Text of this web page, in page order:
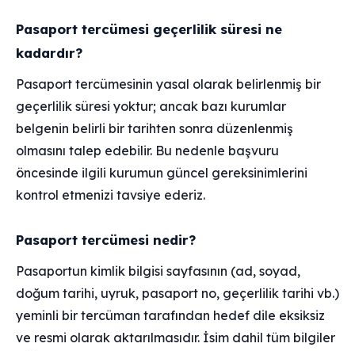
Pasaport tercümesi geçerlilik süresi ne
kadardır?
Pasaport tercümesinin yasal olarak belirlenmiş bir
geçerlilik süresi yoktur; ancak bazı kurumlar
belgenin belirli bir tarihten sonra düzenlenmiş
olmasını talep edebilir. Bu nedenle başvuru
öncesinde ilgili kurumun güncel gereksinimlerini
kontrol etmenizi tavsiye ederiz.
Pasaport tercümesi nedir?
Pasaportun kimlik bilgisi sayfasının (ad, soyad,
doğum tarihi, uyruk, pasaport no, geçerlilik tarihi vb.)
yeminli bir tercüman tarafından hedef dile eksiksiz
ve resmi olarak aktarılmasıdır. İsim dahil tüm bilgiler